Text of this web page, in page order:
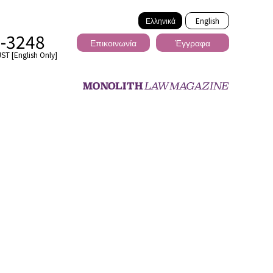
Ελληνικά English
3248
[English Only]
Επικοινωνία Έγγραφα